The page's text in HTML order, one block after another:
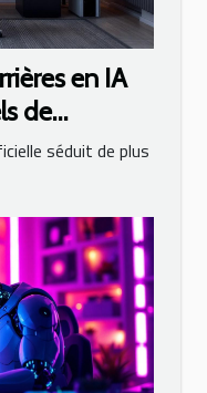
en IA
de
séduit de plus